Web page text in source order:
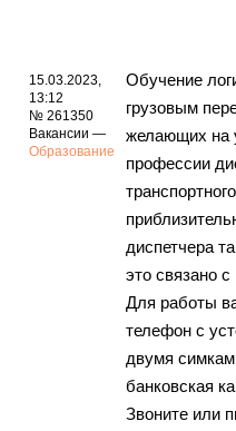
15.03.2023,
13:12
№ 261350
Вакансии —
Образование
Обучение
грузовым
желающих на
профессии
диспетчера
это связано
Для работы
телефон с
двумя
банковская
Звоните или